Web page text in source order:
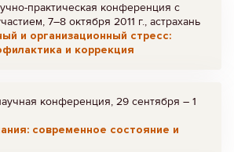
практическая конференция с
7–8 октября 2011 г., астрахань
и организационный стресс:
и коррекция
конференция, 29 сентября – 1
современное состояние и